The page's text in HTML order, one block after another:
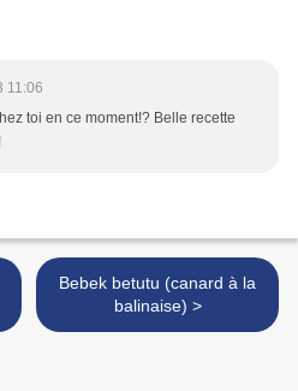
11:06
toi en ce moment!? Belle recette
Bebek betutu (canard à la
balinaise) >